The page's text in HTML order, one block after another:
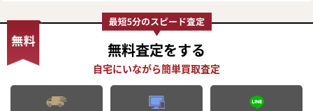
無料査定をする